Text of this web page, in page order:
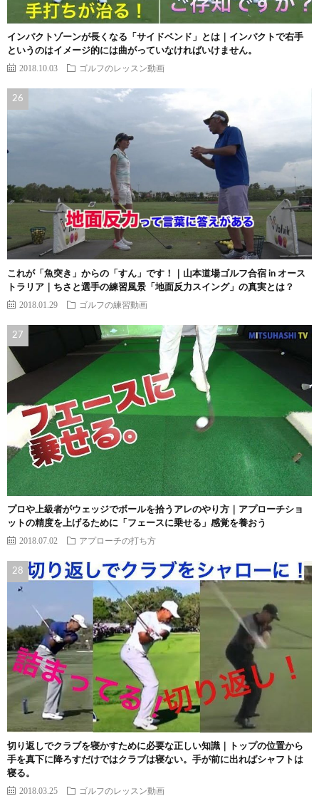
インパクトゾーンが長くなる「サイドベンド」とは｜インパクトで右手
というのはイメージ的には曲がっていなければいけません。
2018.10.03 ゴルフのレッスン動画
これが「魚突き」からの「すん」です！｜山本道場ゴルフ合宿 in オース
トラリア｜ちさと選手の練習風景「地面反力スイング」の真実とは？
2018.01.29 ゴルフの練習動画
プロや上級者がウェッジでボールを拾うアレのやり方｜アプローチショ
ットの精度を上げるために「フェースに乗せる」感覚を養おう
2018.07.02 アプローチの打ち方
切り返しでクラブを寝かすために必要な正しい知識｜トップの位置から
手を真下に降ろすだけではクラブは寝ない。手が前に出ればシャフトは
寝る。
2018.03.25 ゴルフのレッスン動画